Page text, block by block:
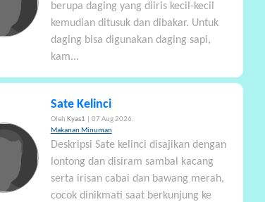
berupa daging yang diiris kecil-kecil
kemudian ditusuk dan dibakar. Untuk
daging bisa digunakan daging sapi,
kam...
Sate Kelinci
Oleh Kyas1
| 07 Aug 2026.
Makanan Minuman
Deskripsi Sate kelinci disajikan dengan
lontong dan disiram sambal kacang
serta irisan cabai dan bawang merah,
cocok dinikmati saat berkunjung ke